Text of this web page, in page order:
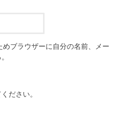
ブラウザーに自分の名前、メー
ださい。